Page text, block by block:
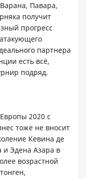
Павара,
получит
прогресс
партнера
есть всё,
подряд.
2020 с
тоже не вносит
Кевина де
и Эдена Азара в
возрастной